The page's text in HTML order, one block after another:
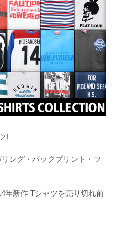
!
ング・バックプリント・フ
年新作 Tシャツを売り切れ前